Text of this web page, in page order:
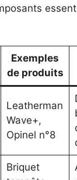
Exemples
de produits
Leatherman
Wave+,
Opinel n°8
Briquet